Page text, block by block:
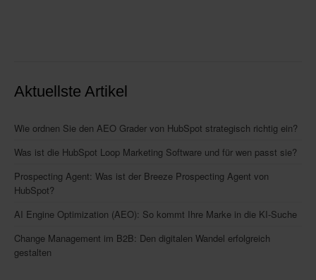
Aktuellste Artikel
Wie ordnen Sie den AEO Grader von HubSpot strategisch richtig ein?
Was ist die HubSpot Loop Marketing Software und für wen passt sie?
Prospecting Agent: Was ist der Breeze Prospecting Agent von
HubSpot?
AI Engine Optimization (AEO): So kommt Ihre Marke in die KI-Suche
Change Management im B2B: Den digitalen Wandel erfolgreich
gestalten